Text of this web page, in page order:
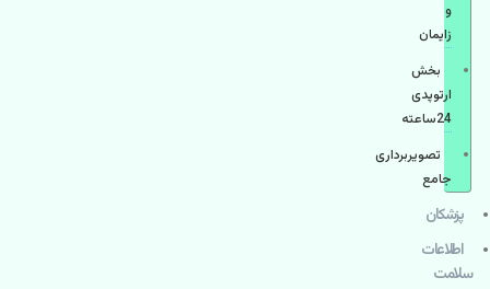
و
زایمان
بخش
ارتوپدی
24ساعته
تصویربرداری
جامع
پزشكان
اطلاعات
سلامت